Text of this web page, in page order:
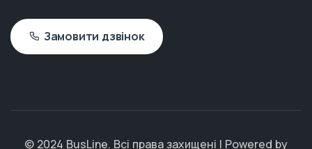
Замовити дзвінок
© 2024 BusLine. Всі права захищені | Powered by